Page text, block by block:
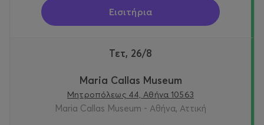
Εισιτήρια
Τετ, 26/8
Maria Callas Museum
Μητροπόλεως 44, Αθήνα 10563
Maria Callas Museum - Αθήνα, Αττική